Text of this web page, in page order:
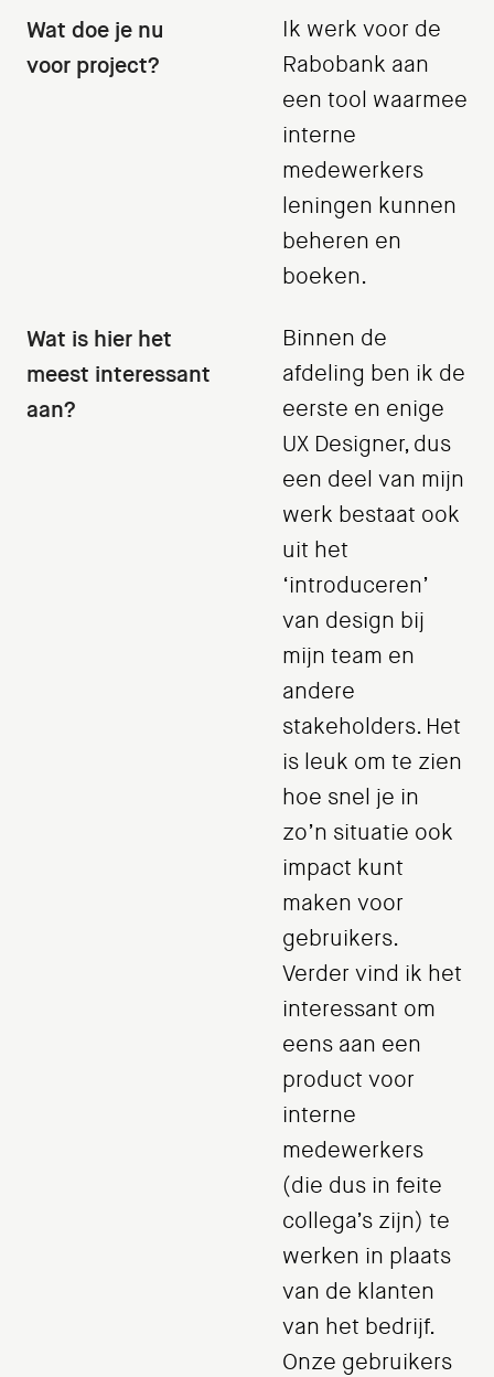
Wat doe je nu
voor project?
Ik werk voor de
Rabobank aan
een tool waarmee
interne
medewerkers
leningen kunnen
beheren en
boeken.
Wat is hier het
meest interessant
aan?
Binnen de
afdeling ben ik de
eerste en enige
UX Designer, dus
een deel van mijn
werk bestaat ook
uit het
‘introduceren’
van design bij
mijn team en
andere
stakeholders. Het
is leuk om te zien
hoe snel je in
zo’n situatie ook
impact kunt
maken voor
gebruikers.
Verder vind ik het
interessant om
eens aan een
product voor
interne
medewerkers
(die dus in feite
collega’s zijn) te
werken in plaats
van de klanten
van het bedrijf.
Onze gebruikers